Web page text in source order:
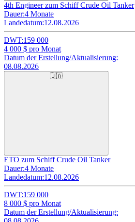
4th Engineer zum Schiff Crude Oil Tanker
Dauer:4 Monate
Landedatum:12.08.2026
DWT:159 000
4 000 $ pro Monat
Datum der Erstellung/Aktualisierung:
08.08.2026
🇺🇦
ETO zum Schiff Crude Oil Tanker
Dauer:4 Monate
Landedatum:12.08.2026
DWT:159 000
8 000 $ pro Monat
Datum der Erstellung/Aktualisierung: